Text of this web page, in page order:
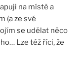
na místě a
(a ze své
se udělat něco
Lze též říci, že